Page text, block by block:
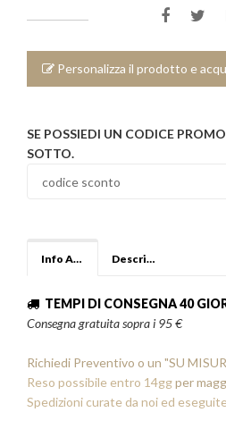
Personalizza il prodotto e
SE POSSIEDI UN CODICE
SOTTO.
Info Aggiuntive Descrizione
TEMPI DI CONSEGNA 40
Consegna gratuita sopra i 95 €
Richiedi Preventivo o un "SU
Reso possibile entro 14ggper
Spedizioni curate da noi ed